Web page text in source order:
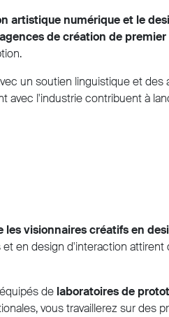
artistique numérique et le
de création de premier
un soutien linguistique et des
avec l'industrie contribuent à
les visionnaires créatifs en
en design d'interaction
de laboratoires de
vous travaillerez sur des